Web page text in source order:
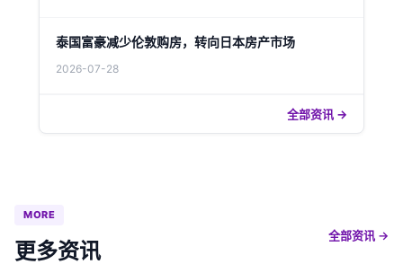
泰国富豪减少伦敦购房，转向日本房产市场
2026-07-28
全部资讯 →
MORE
更多资讯
全部资讯 →